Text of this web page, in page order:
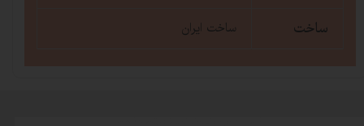
ساخت ساخت ایران